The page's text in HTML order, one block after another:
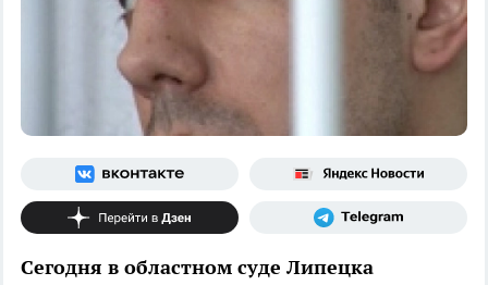
Сегодня в областном суде Липецка